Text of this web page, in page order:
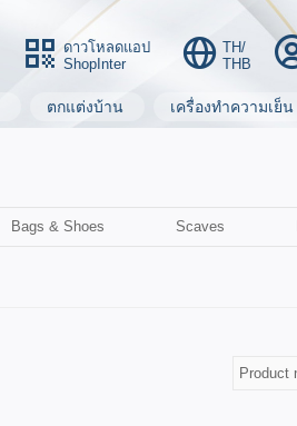
ดาวโหลดแอป
ShopInter
TH/
THB
ตกแต่งบ้าน เครื่องทำความเย็น
Bags & Shoes Scaves